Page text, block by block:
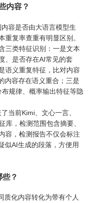
内容？
容是否由大语言模型生
重复率查重有明显区别。
三类特征识别：一是文本
、是否存在AI常见的套
语义重复特征，比对内容
内容存在语义重合；三是
规律、概率输出特征等隐
当前Kimi、文心一言、
库，检测范围包含摘要、
容，检测报告不仅会标注
似AI生成的段落，方便用
？
质化内容转化为带有个人